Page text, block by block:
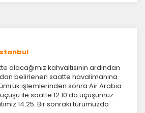
HER ZAMAN AKTIF
ve temel site işlevleri için
olmadan site düzgün çalışmaz ve
alacağımız kahvaltısının ardından
belirlenen saatte havalimanına
işlemlerinden sonra Air Arabia
ile saatte 12:10‘da uçuşumuz
14:25. Bir sonraki turumuzda